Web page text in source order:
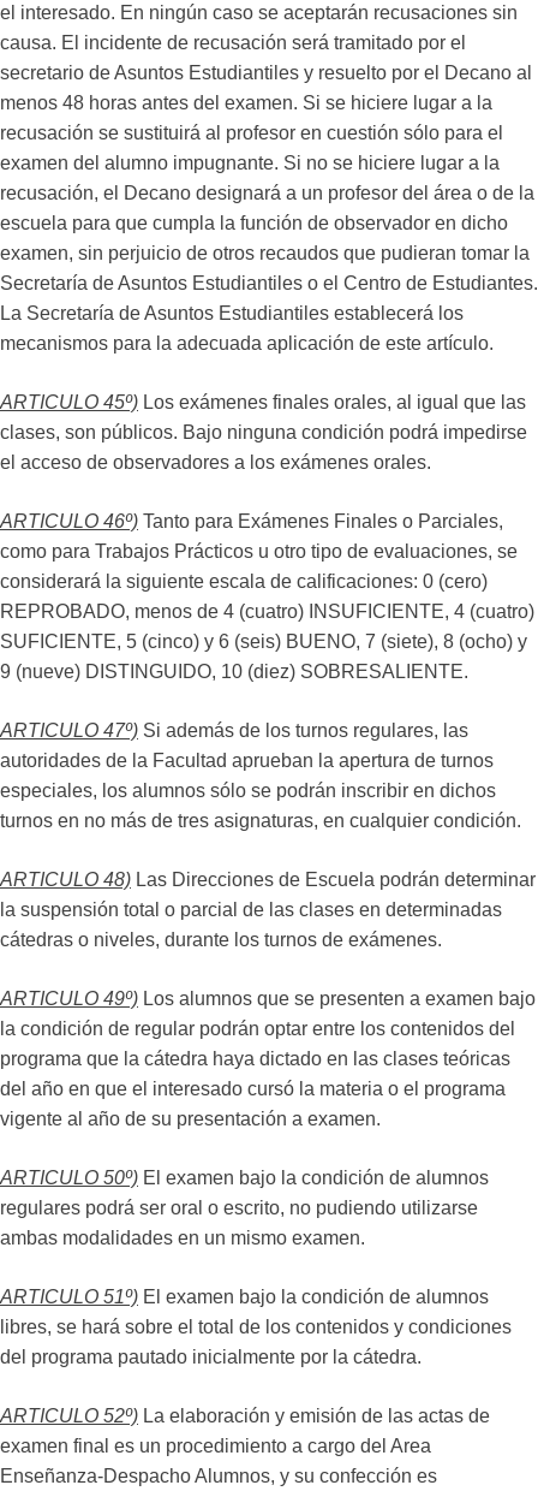
el interesado. En ningún caso se aceptarán recusaciones sin
causa. El incidente de recusación será tramitado por el
secretario de Asuntos Estudiantiles y resuelto por el Decano al
menos 48 horas antes del examen. Si se hiciere lugar a la
recusación se sustituirá al profesor en cuestión sólo para el
examen del alumno impugnante. Si no se hiciere lugar a la
recusación, el Decano designará a un profesor del área o de la
escuela para que cumpla la función de observador en dicho
examen, sin perjuicio de otros recaudos que pudieran tomar la
Secretaría de Asuntos Estudiantiles o el Centro de Estudiantes.
La Secretaría de Asuntos Estudiantiles establecerá los
mecanismos para la adecuada aplicación de este artículo.
ARTICULO 45º) Los exámenes finales orales, al igual que las
clases, son públicos. Bajo ninguna condición podrá impedirse
el acceso de observadores a los exámenes orales.
ARTICULO 46º) Tanto para Exámenes Finales o Parciales,
como para Trabajos Prácticos u otro tipo de evaluaciones, se
considerará la siguiente escala de calificaciones: 0 (cero)
REPROBADO, menos de 4 (cuatro) INSUFICIENTE, 4 (cuatro)
SUFICIENTE, 5 (cinco) y 6 (seis) BUENO, 7 (siete), 8 (ocho) y
9 (nueve) DISTINGUIDO, 10 (diez) SOBRESALIENTE.
ARTICULO 47º) Si además de los turnos regulares, las
autoridades de la Facultad aprueban la apertura de turnos
especiales, los alumnos sólo se podrán inscribir en dichos
turnos en no más de tres asignaturas, en cualquier condición.
ARTICULO 48) Las Direcciones de Escuela podrán determinar
la suspensión total o parcial de las clases en determinadas
cátedras o niveles, durante los turnos de exámenes.
ARTICULO 49º) Los alumnos que se presenten a examen bajo
la condición de regular podrán optar entre los contenidos del
programa que la cátedra haya dictado en las clases teóricas
del año en que el interesado cursó la materia o el programa
vigente al año de su presentación a examen.
ARTICULO 50º) El examen bajo la condición de alumnos
regulares podrá ser oral o escrito, no pudiendo utilizarse
ambas modalidades en un mismo examen.
ARTICULO 51º) El examen bajo la condición de alumnos
libres, se hará sobre el total de los contenidos y condiciones
del programa pautado inicialmente por la cátedra.
ARTICULO 52º) La elaboración y emisión de las actas de
examen final es un procedimiento a cargo del Area
Enseñanza-Despacho Alumnos, y su confección es